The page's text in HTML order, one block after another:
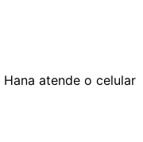
atende o celular